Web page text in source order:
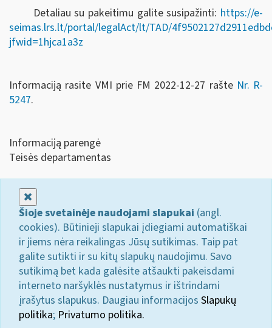
Detaliau su pakeitimu galite susipažinti: https://e-
seimas.lrs.lt/portal/legalAct/lt/TAD/
jfwid=1hjca1a3z
Informaciją rasite VMI prie FM 2022-12-27 rašte Nr. R-
5247.
Informaciją parengė
Teisės departamentas
Šioje svetainėje naudojami slapukai (angl.
cookies). Būtinieji slapukai įdiegiami automatiškai
ir jiems nėra reikalingas Jūsų sutikimas. Taip pat
galite sutikti ir su kitų slapukų naudojimu. Savo
sutikimą bet kada galėsite atšaukti pakeisdami
interneto naršyklės nustatymus ir ištrindami
įrašytus slapukus. Daugiau informacijos Slapukų
politika; Privatumo politika.